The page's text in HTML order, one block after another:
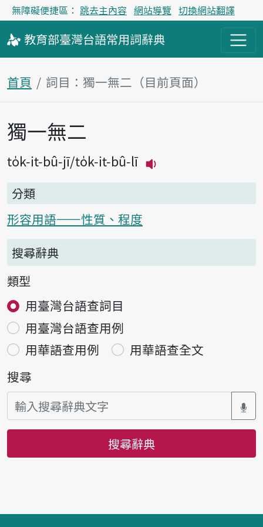
無障礙便捷區： 跳去主內容 網站導覽 切換網站翻譯
教育部臺灣台語常用詞辭典
首頁 詞目：獨一無二（目前頁面）
主內容區塊
獨一無二
to̍k-it-bû-jī to̍k-it-bû-lī
分類
形容用語——性質、程度
搜尋辭典
類型
用臺灣台語查詞目
用臺灣台語查用例
用華語查用例
用華語查全文
搜尋
搜尋辭典